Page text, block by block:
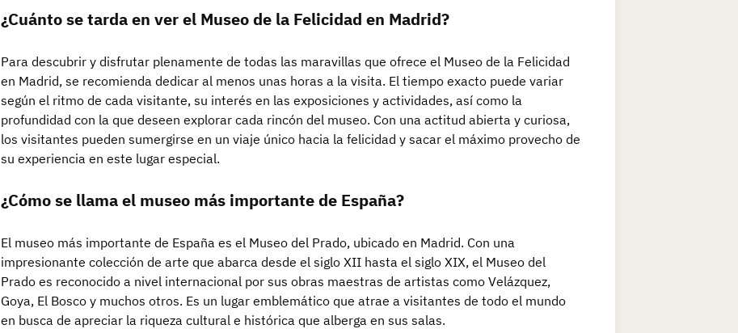
¿Cuánto se tarda en ver el Museo de la Felicidad en Madrid?
Para descubrir y disfrutar plenamente de todas las maravillas que ofrece el Museo de la Felicidad
en Madrid, se recomienda dedicar al menos unas horas a la visita. El tiempo exacto puede variar
según el ritmo de cada visitante, su interés en las exposiciones y actividades, así como la
profundidad con la que deseen explorar cada rincón del museo. Con una actitud abierta y curiosa,
los visitantes pueden sumergirse en un viaje único hacia la felicidad y sacar el máximo provecho de
su experiencia en este lugar especial.
¿Cómo se llama el museo más importante de España?
El museo más importante de España es el Museo del Prado, ubicado en Madrid. Con una
impresionante colección de arte que abarca desde el siglo XII hasta el siglo XIX, el Museo del
Prado es reconocido a nivel internacional por sus obras maestras de artistas como Velázquez,
Goya, El Bosco y muchos otros. Es un lugar emblemático que atrae a visitantes de todo el mundo
en busca de apreciar la riqueza cultural e histórica que alberga en sus salas.